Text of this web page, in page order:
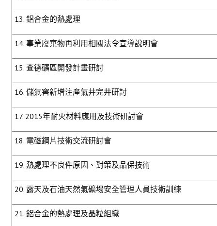
13. 鋁合金的熱處理
14. 事業廢棄物再利用相關法令宣導說明會
15. 查德礦區開發計畫研討
16. 儲氣窖新增注產氣井完井研討
17. 2015年耐火材料應用及技術研討會
18. 電磁鋼片技術交流研討會
19. 熱處理不良件原因、對策及品保技術
20. 露天及石油天然氣礦場安全管理人員技術訓練
21. 鋁合金的熱處理及晶粒組織